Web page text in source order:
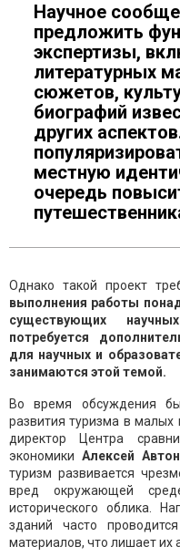
Научное
предложить
экспертизы,
литературных
сюжетов,
биографий
других
местную
очередь
Однако такой проект
выполнения работы
существующих
потребуется
для научных и
занимаются этой темой.
Во время обсуждения
развития туризма в малых
директор Центра
экономикиАлексей
туризм развивается
вред окружающей
исторического облика.
зданий часто
материалов, что лишает их